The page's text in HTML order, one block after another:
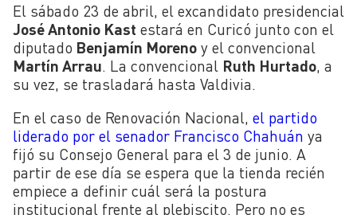
El sábado 23 de abril, el excandidato presidencial
José Antonio Kast estará en Curicó junto con el
diputado Benjamín Moreno y el convencional
Martín Arrau . La convencional Ruth Hurtado , a
su vez, se trasladará hasta Valdivia.
En el caso de Renovación Nacional, el partido
liderado por el senador Francisco Chahuán ya
fijó su Consejo General para el 3 de junio. A
partir de ese día se espera que la tienda recién
empiece a definir cuál será la postura
institucional frente al plebiscito. Pero no es